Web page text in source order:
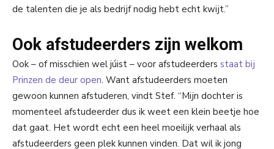
de talenten die je als bedrijf nodig hebt echt kwijt.”
Ook afstudeerders zijn welkom
Ook – of misschien wel júist – voor afstudeerders staat bij
Prinzen de deur open. Want afstudeerders moeten
gewoon kunnen afstuderen, vindt Stef. “Mijn dochter is
momenteel afstudeerder dus ik weet een klein beetje hoe
dat gaat. Het wordt echt een heel moeilijk verhaal als
afstudeerders geen plek kunnen vinden. Dat wil ik jong